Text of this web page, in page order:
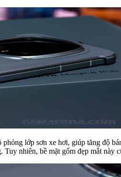
lớp sơn xe hơi, giúp tăng độ
nhiên, bề mặt gốm đẹp mắt